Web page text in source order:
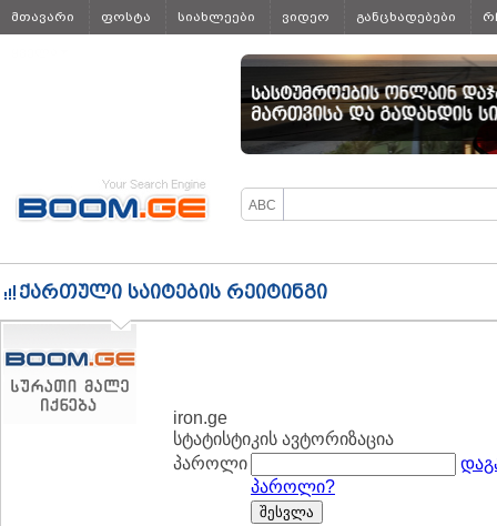
მთავარი ფოსტა სიახლეები ვიდეო განცხადებები
ქართული საიტების რეიტინგი
iron.ge
სტატისტიკის ავტორიზაცია
პაროლი
პაროლი?